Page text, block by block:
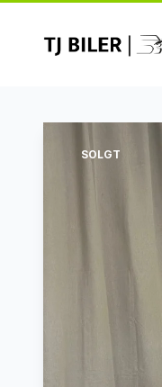
SOLGT